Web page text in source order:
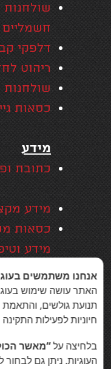
שולחנות
חשמליים
דלפקי
ריהוט
שולחנות
כסאות
מידע
כתובת
מידע
כסאות
מידע
אזורי
אופיס
בין
הצהרת
אנחנו משתמשים
האתר עושה שימוש
תנועת גולשים, והתאמת
חיוניות לפעילות
בלחיצה על“מאשר
העוגיות. ניתן גם